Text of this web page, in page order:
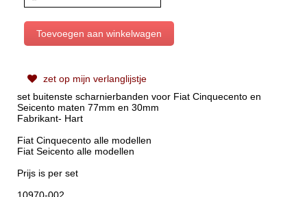
zet op mijn verlanglijstje
set buitenste scharnierbanden voor Fiat Cinquecento en
Seicento maten 77mm en 30mm
Fabrikant- Hart
Fiat Cinquecento alle modellen
Fiat Seicento alle modellen
Prijs is per set
10970-002